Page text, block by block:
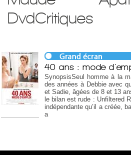
DvdCritiques
40 ans : mode
SynopsisSeul homme à la
des années à Debbie avec
et Sadie, âgées de 8 et 13
le bilan est rude : Unfiltered
indépendante qu’il a créée,
a